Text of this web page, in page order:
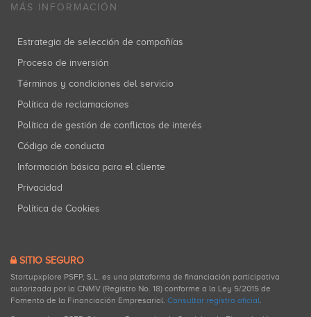
MÁS INFORMACIÓN
Estrategia de selección de compañías
Proceso de inversión
Términos y condiciones del servicio
Política de reclamaciones
Política de gestión de conflictos de interés
Código de conducta
Información básica para el cliente
Privacidad
Política de Cookies
SITIO SEGURO
Startupxplore PSFP, S.L. es una plataforma de financiación participativa
autorizada por la CNMV (Registro No. 18) conforme a la Ley 5/2015 de
Fomento de la Financiación Empresarial. Consultar registro oficial.